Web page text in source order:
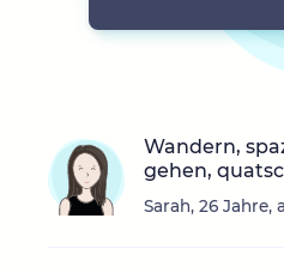
Wandern,
gehen,
Sarah, 26 Jahre,